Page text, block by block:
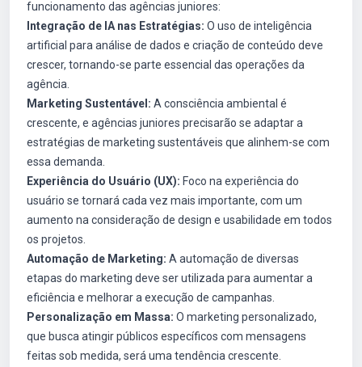
funcionamento das agências juniores:
Integração de IA nas Estratégias: O uso de inteligência
artificial para análise de dados e criação de conteúdo deve
crescer, tornando-se parte essencial das operações da
agência.
Marketing Sustentável: A consciência ambiental é
crescente, e agências juniores precisarão se adaptar a
estratégias de marketing sustentáveis que alinhem-se com
essa demanda.
Experiência do Usuário (UX): Foco na experiência do
usuário se tornará cada vez mais importante, com um
aumento na consideração de design e usabilidade em todos
os projetos.
Automação de Marketing: A automação de diversas
etapas do marketing deve ser utilizada para aumentar a
eficiência e melhorar a execução de campanhas.
Personalização em Massa: O marketing personalizado,
que busca atingir públicos específicos com mensagens
feitas sob medida, será uma tendência crescente.